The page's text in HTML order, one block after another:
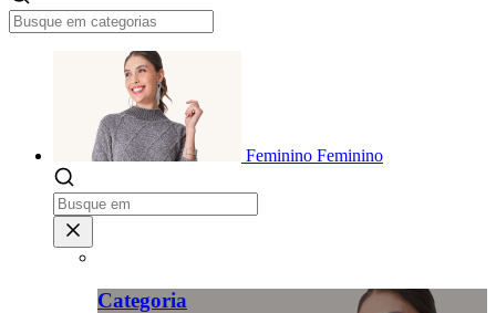
Feminino Feminino
Categoria